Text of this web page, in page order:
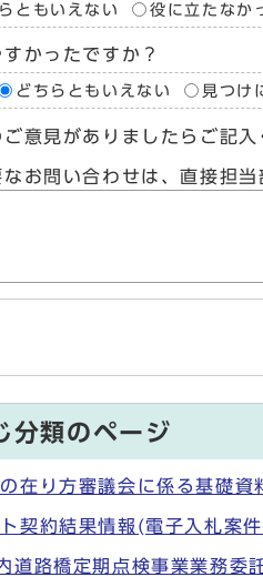
ともいえない 役に立たなか
かったですか？
どちらともいえない 見つけ
意見がありましたらご記入
なお問い合わせは、直接担
分類のページ
在り方審議会に係る基礎
契約結果情報(電子入札案
道路橋定期点検事業業務委